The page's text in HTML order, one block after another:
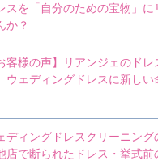
スを「自分のための宝物」に
か？
客様の声】リアンジェのドレ
ウェディングドレスに新しい
ディングドレスクリーニング
店で断られたドレス・挙式前